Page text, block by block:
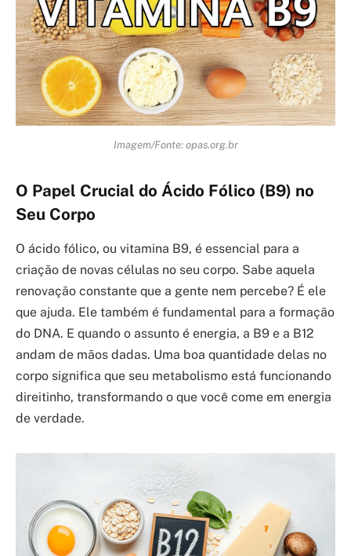
Imagem/Fonte: opas.org.br
O Papel Crucial do Ácido Fólico (B9) no
Seu Corpo
O ácido fólico, ou vitamina B9, é essencial para a
criação de novas células no seu corpo. Sabe aquela
renovação constante que a gente nem percebe? É ele
que ajuda. Ele também é fundamental para a formação
do DNA. E quando o assunto é energia, a B9 e a B12
andam de mãos dadas. Uma boa quantidade delas no
corpo significa que seu metabolismo está funcionando
direitinho, transformando o que você come em energia
de verdade.